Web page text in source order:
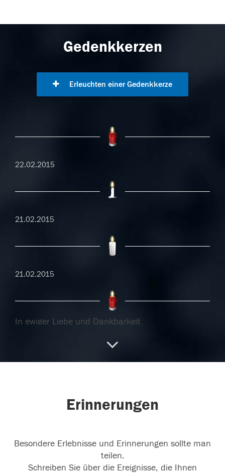
Gedenkkerzen
Erleuchten einer Gedenkkerze
22.02.2015
21.02.2015
21.02.2015
In ewiger Liebe und Dankbarkeit
Erinnerungen
Besondere Erlebnisse und Erinnerungen sollte man
teilen.
Schreiben Sie über die Ereignisse, die Ihnen